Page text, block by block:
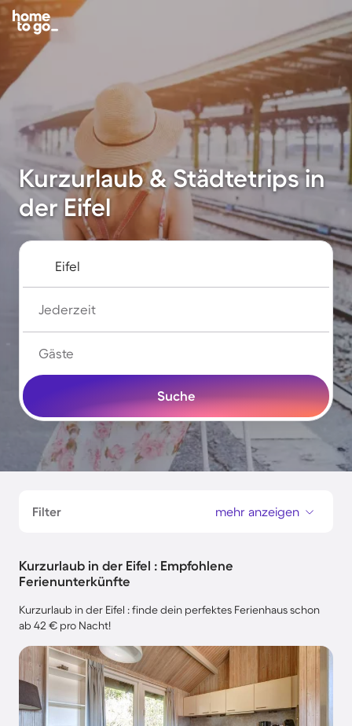
Kurzurlaub & Städtetrips in
der Eifel
Jederzeit
Gäste
Suche
Filter mehr anzeigen
Kurzurlaub in der Eifel : Empfohlene
Ferienunterkünfte
Kurzurlaub in der Eifel : finde dein perfektes Ferienhaus schon
ab 42 € pro Nacht!